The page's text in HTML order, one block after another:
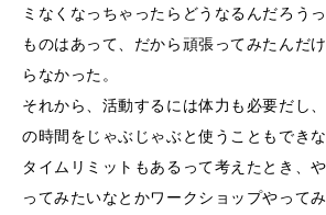
ミなくなっちゃったらどうなるんだろう
ものはあって、だから頑張ってみたんだ
らなかった。
それから、活動するには体力も必要だし
の時間をじゃぶじゃぶと使うこともでき
タイムリミットもあるって考えたとき、
ってみたいなとかワークショップやって